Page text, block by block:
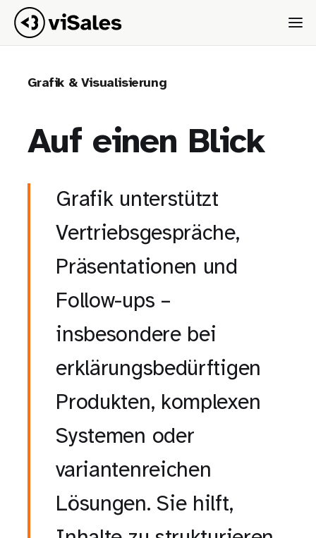
Grafik & Visualisierung
Auf einen Blick
Grafik unterstützt
Vertriebs­gespräche,
Präsentationen und
Follow-ups –
insbesondere bei
erklärungsbedürftigen
Produkten, komplexen
Systemen oder
variantenreichen
Lösungen. Sie hilft,